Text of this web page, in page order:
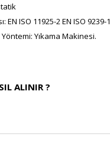
EN ISO 11925-2 EN ISO 9239-1
Yıkama Makinesi.
ALINIR ?